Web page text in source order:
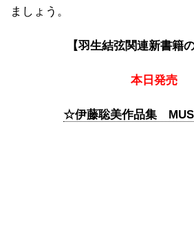
ましょう。
【羽生結弦関連新書籍
本日発売
☆伊藤聡美作品集